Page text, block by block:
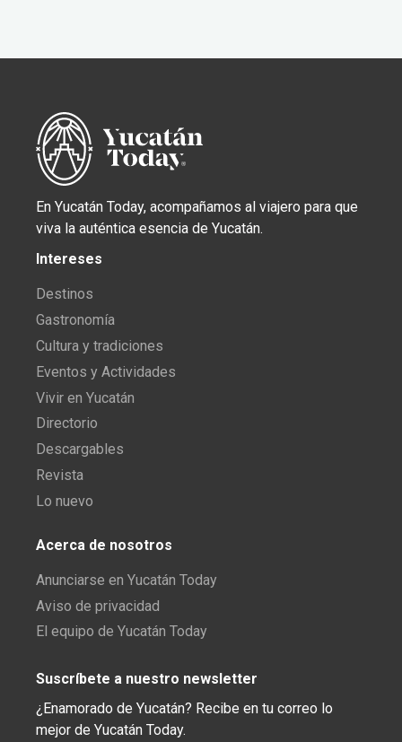
En Yucatán Today, acompañamos al viajero para que
viva la auténtica esencia de Yucatán.
Intereses
Destinos
Gastronomía
Cultura y tradiciones
Eventos y Actividades
Vivir en Yucatán
Directorio
Descargables
Revista
Lo nuevo
Acerca de nosotros
Anunciarse en Yucatán Today
Aviso de privacidad
El equipo de Yucatán Today
Suscríbete a nuestro newsletter
¿Enamorado de Yucatán? Recibe en tu correo lo
mejor de Yucatán Today.